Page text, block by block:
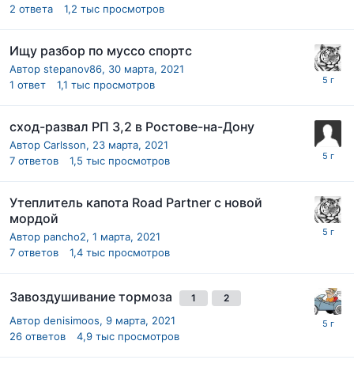
2 ответа 1,2 тыс просмотров
Ищу разбор по муссо спортс
Автор stepanov86, 30 марта, 2021
1 ответ 1,1 тыс просмотров
сход-развал РП 3,2 в Ростове-на-Дону
Автор Carlsson, 23 марта, 2021
7 ответов 1,5 тыс просмотров
Утеплитель капота Road Partner с новой
мордой
Автор pancho2, 1 марта, 2021
7 ответов 1,4 тыс просмотров
Завоздушивание тормоза 1 2
Автор denisimoos, 9 марта, 2021
26 ответов 4,9 тыс просмотров